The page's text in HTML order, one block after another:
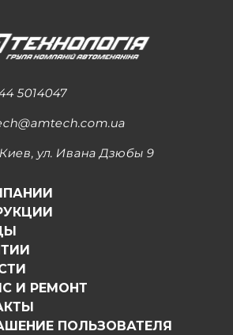
5014047
ул. Ивана Дзюбы 9
И РЕМОНТ
ПОЛЬЗОВАТЕЛЯ